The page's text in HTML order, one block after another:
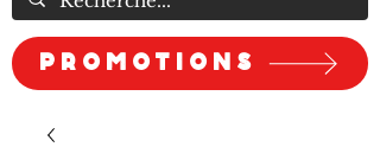
Promotions